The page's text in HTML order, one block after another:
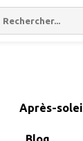
Après-